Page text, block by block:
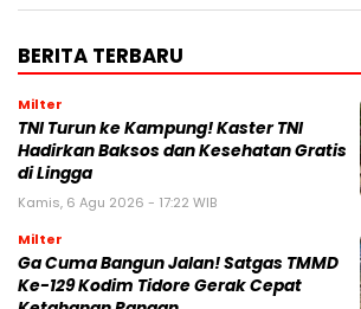
BERITA TERBARU
Milter
TNI Turun ke Kampung! Kaster TNI
Hadirkan Baksos dan Kesehatan Gratis
di Lingga
Kamis, 6 Agu 2026 - 17:22 WIB
Milter
Ga Cuma Bangun Jalan! Satgas TMMD
Ke-129 Kodim Tidore Gerak Cepat